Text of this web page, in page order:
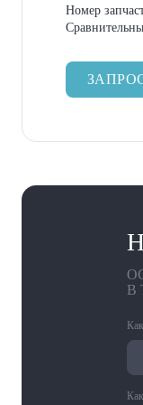
Номер
В